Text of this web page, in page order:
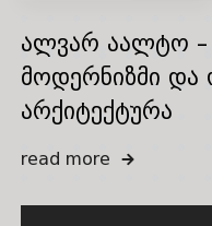
ალვარ აალტო –
მოდერნიზმი და
არქიტექტურა
read more